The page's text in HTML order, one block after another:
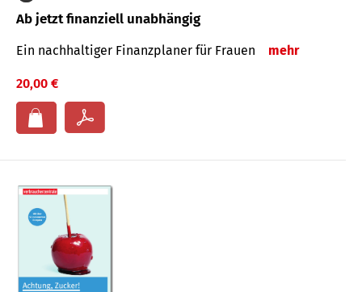
Ab jetzt finanziell unabhängig
Ein nachhaltiger Finanzplaner für Frauen mehr
20,00 €